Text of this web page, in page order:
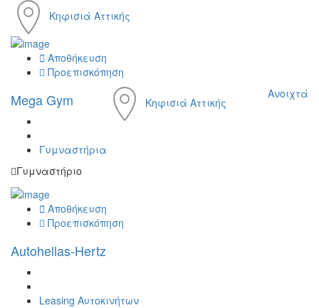
Κηφισιά Αττικής
Αποθήκευση
Προεπισκόπηση
Mega Gym
Γυμναστήρια
Γυμναστήριο
Κηφισιά Αττικής
Ανοιχτά
Αποθήκευση
Προεπισκόπηση
Autohellas-Hertz
Leasing Αυτοκινήτων